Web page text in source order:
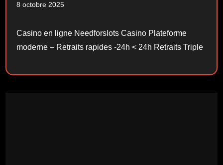
8 octobre 2025
Casino en ligne Needforslots Casino Plateforme
moderne – Retraits rapides -24h < 24h Retraits Triple